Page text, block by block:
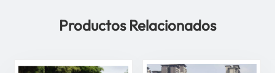
Productos Relacionados